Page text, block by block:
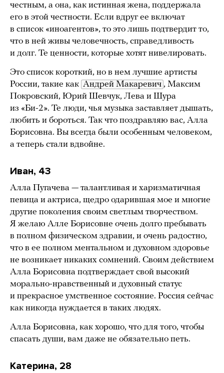
честным, а она, как истинная жена, поддержала
его в этой честности. Если вдруг ее включат
в список «иноагентов», то это лишь подтвердит то,
что в ней живы человечность, справедливость
и долг. Те ценности, которые хотят нивелировать.
Это список короткий, но в нем лучшие артисты
России, такие как Андрей Макаревич , Максим
Покровский, Юрий Шевчук, Лева и Шура
из «Би-2». Те люди, чья музыка заставляет дышать,
любить и бороться. Так что поздравляю вас, Алла
Борисовна. Вы всегда были особенным человеком,
а теперь стали вдвойне.
Иван, 43
Алла Пугачева — талантливая и харизматичная
певица и актриса, щедро одарившая мое и многие
другие поколения своим светлым творчеством.
Я желаю Алле Борисовне очень долго пребывать
в полном физическом здравии, и очень радостно,
что в ее полном ментальном и духовном здоровье
не возникает никаких сомнений. Своим действием
Алла Борисовна подтверждает свой высокий
морально-нравственный и духовный статус
и прекрасное умственное состояние. Россия сейчас
как никогда нуждается в таких людях.
Алла Борисовна, как хорошо, что для того, чтобы
спасать души, вам даже не обязательно петь.
Катерина, 28